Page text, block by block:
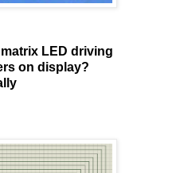
LED driving
on display?